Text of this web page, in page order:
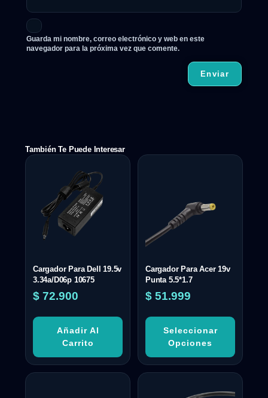
Guarda mi nombre, correo electrónico y web en este
navegador para la próxima vez que comente.
También Te Puede Interesar
Cargador Para Dell 19.5v
3.34a/D06p 10675
$ 72.900
Añadir Al
Carrito
Cargador Para Acer 19v
Punta 5.5*1.7
$ 51.999
Seleccionar
Opciones